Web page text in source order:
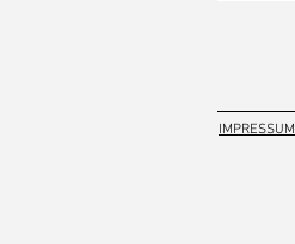
IMPRESSUM